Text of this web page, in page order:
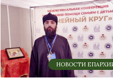
НОВОСТИ